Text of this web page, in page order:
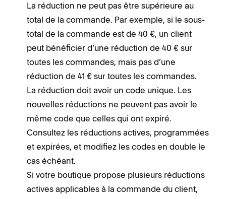
La réduction ne peut pas être supérieure au
total de la commande. Par exemple, si le sous-
total de la commande est de 40 €, un client
peut bénéficier d’une réduction de 40 € sur
toutes les commandes, mais pas d’une
réduction de 41 € sur toutes les commandes.
La réduction doit avoir un code unique. Les
nouvelles réductions ne peuvent pas avoir le
même code que celles qui ont expiré.
Consultez les réductions actives, programmées
et expirées, et modifiez les codes en double le
cas échéant.
Si votre boutique propose plusieurs réductions
actives applicables à la commande du client,